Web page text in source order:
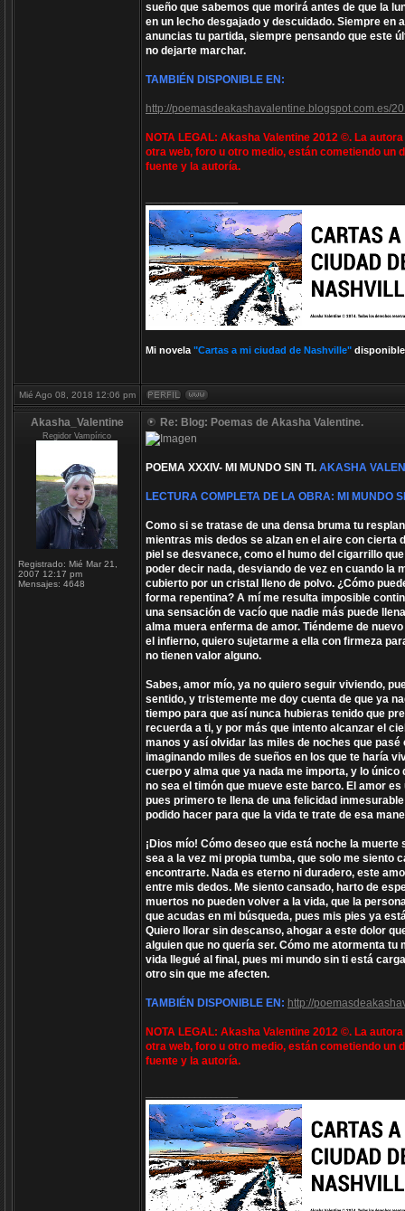
sueño que sabemos que morirá antes de que la
en un lecho desgajado y descuidado. Siempre
anuncias tu partida, siempre pensando que este
no dejarte marchar.
TAMBIÉN DISPONIBLE EN:
http://poemasdeakashavalentine.blogspot.com.es/
NOTA LEGAL: Akasha Valentine 2012 ©. La
otra web, foro u otro medio, están cometiendo un
fuente y la autoría.
Mi novela "Cartas a mi ciudad de Nashville" disponible
Mié Ago 08, 2018 12:06 pm
Akasha_Valentine
Regidor Vampírico
Registrado: Mié Mar 21,
2007 12:17 pm
Mensajes: 4648
Re: Blog: Poemas de Akasha Valentine.
POEMA XXXIV- MI MUNDO SIN TI. AKASHA
LECTURA COMPLETA DE LA OBRA: MI MUNDO
Como si se tratase de una densa bruma tu
mientras mis dedos se alzan en el aire con cierta
piel se desvanece, como el humo del cigarrillo
poder decir nada, desviando de vez en cuando
cubierto por un cristal lleno de polvo. ¿Cómo
forma repentina? A mí me resulta imposible
una sensación de vacío que nadie más puede
alma muera enferma de amor. Tiéndeme de
el infierno, quiero sujetarme a ella con firmeza
no tienen valor alguno.
Sabes, amor mío, ya no quiero seguir viviendo,
sentido, y tristemente me doy cuenta de que ya
tiempo para que así nunca hubieras tenido que
recuerda a ti, y por más que intento alcanzar el
manos y así olvidar las miles de noches que
imaginando miles de sueños en los que te haría
cuerpo y alma que ya nada me importa, y lo
no sea el timón que mueve este barco. El amor
pues primero te llena de una felicidad
podido hacer para que la vida te trate de esa
¡Dios mío! Cómo deseo que está noche la
sea a la vez mi propia tumba, que solo me siento
encontrarte. Nada es eterno ni duradero, este
entre mis dedos. Me siento cansado, harto de
muertos no pueden volver a la vida, que la
que acudas en mi búsqueda, pues mis pies ya
Quiero llorar sin descanso, ahogar a este dolor
alguien que no quería ser. Cómo me atormenta
vida llegué al final, pues mi mundo sin ti está
otro sin que me afecten.
TAMBIÉN DISPONIBLE EN: http://
NOTA LEGAL: Akasha Valentine 2012 ©. La
otra web, foro u otro medio, están cometiendo un
fuente y la autoría.